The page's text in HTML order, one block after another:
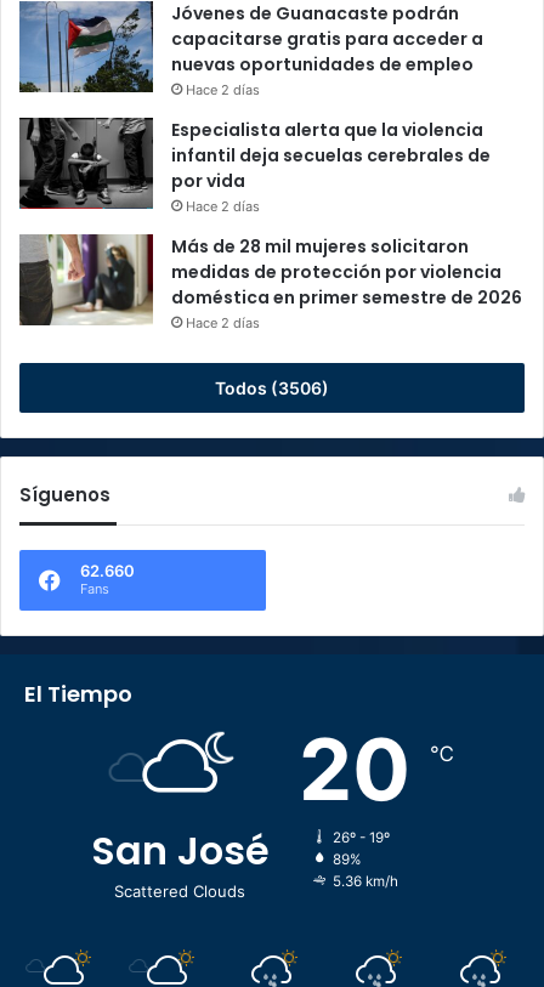
Jóvenes de Guanacaste podrán
capacitarse gratis para acceder a
nuevas oportunidades de empleo
Hace 2 días
Especialista alerta que la violencia
infantil deja secuelas cerebrales de
por vida
Hace 2 días
Más de 28 mil mujeres solicitaron
medidas de protección por violencia
doméstica en primer semestre de 2026
Hace 2 días
Todos (3506)
Síguenos
62.660
Fans
El Tiempo
San José
Scattered Clouds
20 ℃
26º - 19º
89%
5.36 km/h